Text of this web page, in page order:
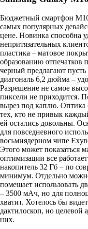
Бюджетный смартфон
самых популярных
цене. Новинка способна
непритязательных
пластика – матовое
образованию отпечатков
черный предлагают
диагональ 6,2 дюйма –
Разрешение не самое
пиксели не приходится.
вырез под каплю. Оптика
тех, кто не привык
ей остались довольны.
для повседневного
восьмиядерном чипе
Этого может показаться
оптимизации все
накопитель 32 Гб – по
минимум. Отдельно
помешает использовать
– 3500 мАч, но для
хватит. Хотелось бы
дактилоскоп, но целевой
них.